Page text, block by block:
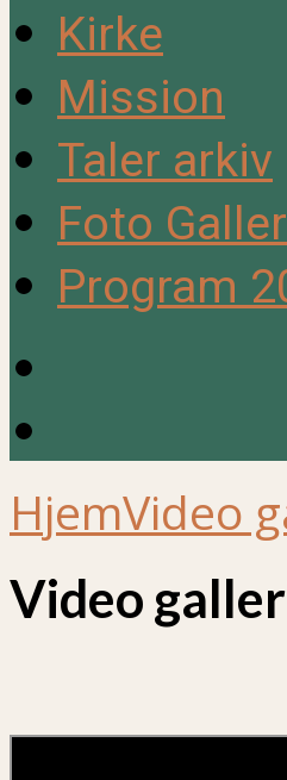
Kirke
Mission
Taler arkiv
Foto
Program
HjemVideo
Video